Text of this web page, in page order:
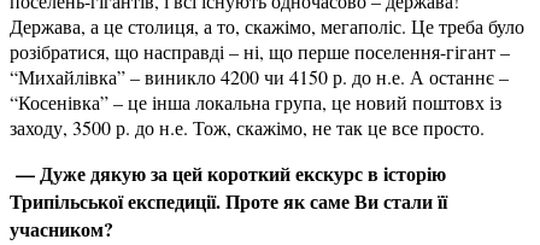
Держава, а це столиця, а то, скажімо, мегаполіс. Це треба було
розібратися, що насправді – ні, що перше поселення-гігант –
“Михайлівка” – виникло 4200 чи 4150 р. до н.е. А останнє –
“Косенівка” – це інша локальна група, це новий поштовх із
заходу, 3500 р. до н.е. Тож, скажімо, не так це все просто.
— Дуже дякую за цей короткий екскурс в історію
Трипільської експедиції. Проте як саме Ви стали її
учасником?